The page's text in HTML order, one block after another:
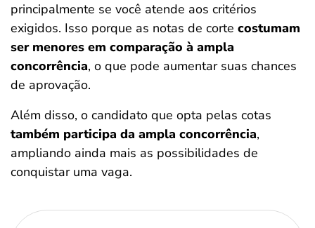
principalmente se você atende aos critérios
exigidos. Isso porque as notas de corte costumam
ser menores em comparação à ampla
concorrência, o que pode aumentar suas chances
de aprovação.
Além disso, o candidato que opta pelas cotas
também participa da ampla concorrência,
ampliando ainda mais as possibilidades de
conquistar uma vaga.